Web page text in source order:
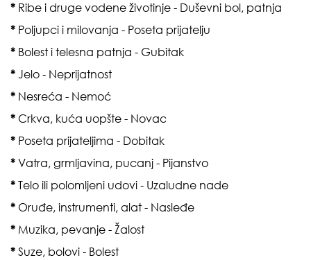
* Ribe i druge vodene životinje - Duševni bol, patnja
* Poljupci i milovanja - Poseta prijatelju
* Bolest i telesna patnja - Gubitak
* Jelo - Neprijatnost
* Nesreća - Nemoć
* Crkva, kuća uopšte - Novac
* Poseta prijateljima - Dobitak
* Vatra, grmljavina, pucanj - Pijanstvo
* Telo ili polomljeni udovi - Uzaludne nade
* Oruđe, instrumenti, alat - Nasleđe
* Muzika, pevanje - Žalost
* Suze, bolovi - Bolest